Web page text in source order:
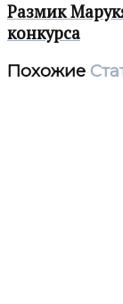
Размик
конкурса
Похожие